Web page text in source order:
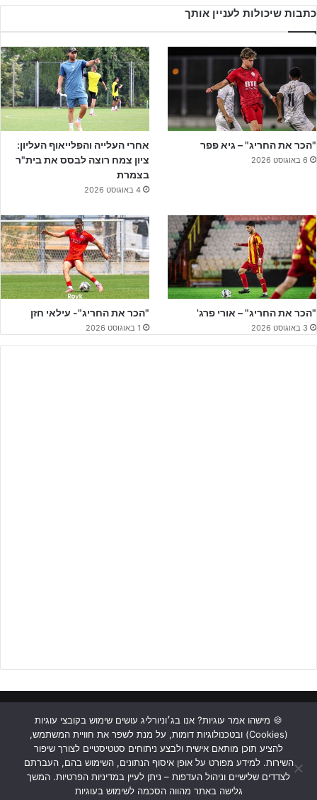
בני בן זקןבתגובה לאתר ג'וניורליג: "אני מרגיש טוב, מקווה שימשיך ככה
ושנחזור לשגרה במהרה"
כתבות שיכולות לעניין אותך
"הכר את החריג" – גיא פפר
6 באוגוסט 2026
אחרי העלייה והפלייאוף העליון:
ציון צמח רוצה לבסס את בית"ר
בצמרת
4 באוגוסט 2026
"הכר את החריג" – אורי פרג'
3 באוגוסט 2026
"הכר את החריג"- עילאי חזן
1 באוגוסט 2026
ראשי כתבות תכנים מקצועיים תנאי שימוש
מדיניות אבטחה
כתבו לנו
Facebook
YouTube
Instagram
🍪 מישהו אמר עוגיות? אנו בג׳וניורליג עושים שימוש בקובצי עוגיות
(Cookies) ובטכנולוגיות דומות, על מנת לשפר את חוויית המשתמש,
להציע תוכן מותאם אישית ולבצע ניתוחים סטטיסטיים לצורך שיפור
השירות. למידע מפורט על אופן איסוף הנתונים, השימוש בהם, העברתם
לצדדים שלישיים וניהול העדפות – ניתן לעיין במדיניות הפרטיות. המשך
גלישה באתר מהווה הסכמה לשימוש בעוגיות